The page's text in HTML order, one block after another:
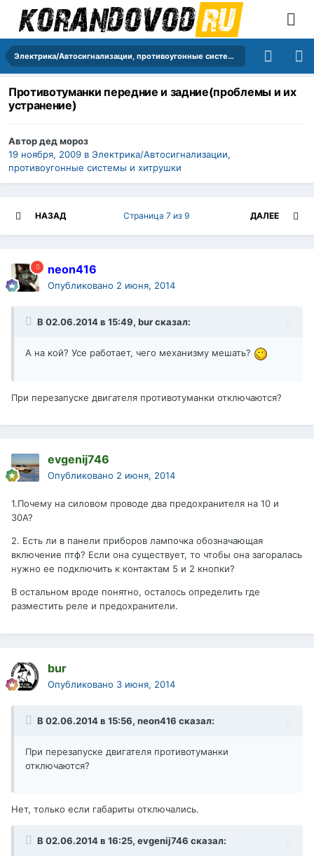
Электрика/Автосигнализации, противоугонные системы и хитрушки
Противотуманки передние и задние(проблемы и их
устранение)
Автордед мороз
19 ноября, 2009 в Электрика/Автосигнализации,
противоугонные системы и хитрушки
НАЗАД ДАЛЕЕ
Страница 7 из 9
neon416
Опубликовано 2 июня, 2014
В 02.06.2014 в 15:49, bur сказал:
А на кой? Усе работает, чего механизму мешать?
При перезапуске двигателя противотуманки отключаются?
evgenij746
Опубликовано 2 июня, 2014
1.Почему на силовом проводе два предохранителя на 10 и
30А?
2. Есть ли в панели приборов лампочка обозначающая
включение птф? Если она существует, то чтобы она загоралась
нужно ее подключить к контактам 5 и 2 кнопки?
В остальном вроде понятно, осталось определить где
разместить реле и предохранители.
bur
Опубликовано 3 июня, 2014
В 02.06.2014 в 15:56, neon416 сказал:
При перезапуске двигателя противотуманки
отключаются?
Нет, только если габариты отключались.
В 02.06.2014 в 16:25, evgenij746 сказал: